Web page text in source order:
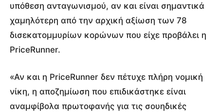
υπόθεση ανταγωνισμού, αν και είναι σημαντικά
χαμηλότερη από την αρχική αξίωση των 78
δισεκατομμυρίων κορώνων που είχε προβάλει η
PriceRunner.
«Αν και η PriceRunner δεν πέτυχε πλήρη νομική
νίκη, η αποζημίωση που επιδικάστηκε είναι
αναμφίβολα πρωτοφανής για τις σουηδικές